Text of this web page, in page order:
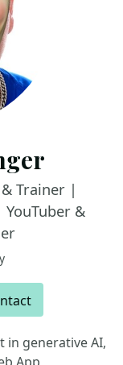
Trainer |
&
in generative AI,